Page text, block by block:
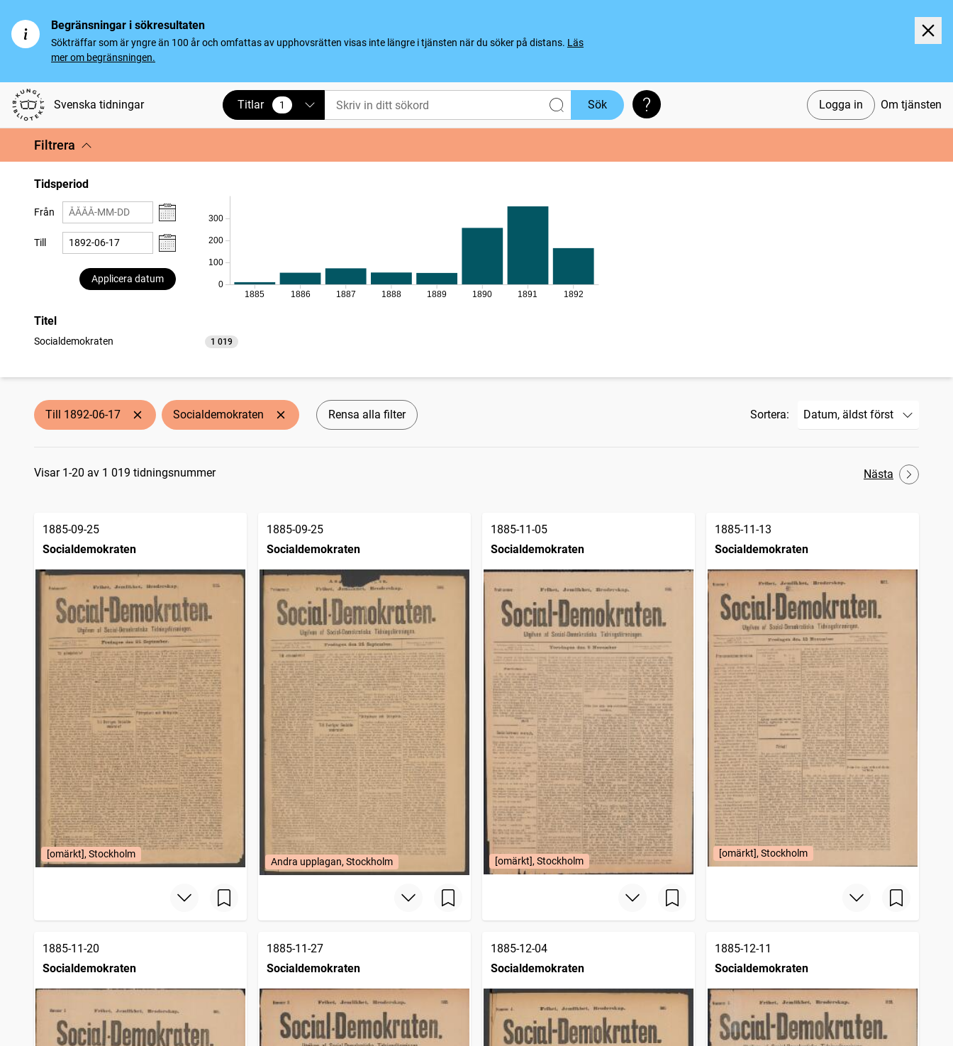
Begränsningar i sökresultaten
Sökträffar som är yngre än 100 år och omfattas av upphovsrätten visas inte längre i tjänsten när du söker på distans. Läs
mer om begränsningen.
Svenska tidningar Logga in Om tjänsten
Titlar 1
vald Sök Söktips
Filtrera
Tidsperiod
Från
Till
Applicera datum
0
100
200
300
1885 1886 1887 1888 1889 1890 1891 1892
Titel
Socialdemokraten 1 019
träffar
Till 1892-06-17 Socialdemokraten Rensa alla filter Sortera:
Sökresultat
Visar 1-20 av 1 019 tidningsnummer Nästa
1885-09-25
Socialdemokraten
[omärkt], Stockholm
1885-09-25
Socialdemokraten
Andra upplagan, Stockholm
1885-11-05
Socialdemokraten
[omärkt], Stockholm
1885-11-13
Socialdemokraten
[omärkt], Stockholm
1885-11-20
Socialdemokraten
1885-11-27
Socialdemokraten
1885-12-04
Socialdemokraten
1885-12-11
Socialdemokraten